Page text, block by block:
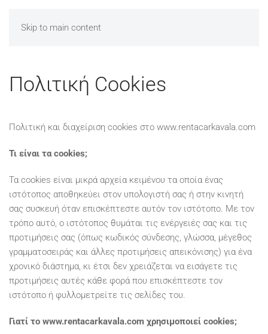
Skip to main content
Πολιτική Cookies
Πολιτική και διαχείριση cookies στο www.rentacarkavala.com
Τι είναι τα cookies;
Τα cookies είναι μικρά αρχεία κειμένου τα οποία ένας
ιστότοπος αποθηκεύει στον υπολογιστή σας ή στην κινητή
σας συσκευή όταν επισκέπτεστε αυτόν τον ιστότοπο. Με τον
τρόπο αυτό, ο ιστότοπος θυμάται τις ενέργειές σας και τις
προτιμήσεις σας (όπως κωδικός σύνδεσης, γλώσσα, μέγεθος
γραμματοσειράς και άλλες προτιμήσεις απεικόνισης) για ένα
χρονικό διάστημα, κι έτσι δεν χρειάζεται να εισάγετε τις
προτιμήσεις αυτές κάθε φορά που επισκέπτεστε τον
ιστότοπο ή φυλλομετρείτε τις σελίδες του.
Γιατί το www.rentacarkavala.com χρησιμοποιεί cookies;